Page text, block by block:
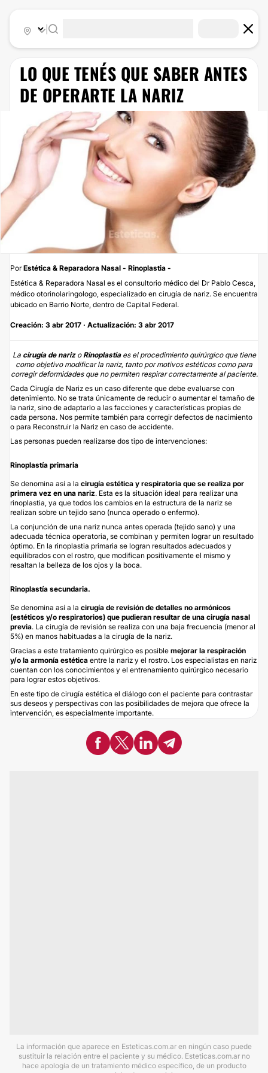
LO QUE TENÉS QUE SABER ANTES
DE OPERARTE LA NARIZ
Por Estética & Reparadora Nasal - Rinoplastia -
Estética & Reparadora Nasal es el consultorio médico del Dr Pablo Cesca,
médico otorinolaringologo, especializado en cirugía de nariz. Se encuentra
ubicado en Barrio Norte, dentro de Capital Federal.
Creación: 3 abr 2017 · Actualización: 3 abr 2017
La cirugía de narizo Rinoplastiaes el procedimiento quirúrgico que tiene
como objetivo modificar la nariz, tanto por motivos estéticos como para
corregir deformidades que no permiten respirar correctamente al paciente.
Cada Cirugía de Nariz es un caso diferente que debe evaluarse con
detenimiento. No se trata únicamente de reducir o aumentar el tamaño de
la nariz, sino de adaptarlo a las facciones y características propias de
cada persona. Nos permite también para corregir defectos de nacimiento
o para Reconstruir la Nariz en caso de accidente.
Las personas pueden realizarse dos tipo de intervenciones:
Rinoplastía primaria
Se denomina así a la cirugía estética y respiratoria que se realiza por
primera vez en una nariz. Esta es la situación ideal para realizar una
rinoplastia, ya que todos los cambios en la estructura de la nariz se
realizan sobre un tejido sano (nunca operado o enfermo).
La conjunción de una nariz nunca antes operada (tejido sano) y una
adecuada técnica operatoria, se combinan y permiten lograr un resultado
óptimo. En la rinoplastia primaria se logran resultados adecuados y
equilibrados con el rostro, que modifican positivamente el mismo y
resaltan la belleza de los ojos y la boca.
Rinoplastía secundaria.
Se denomina así a la cirugía de revisión de detalles no armónicos
(estéticos y/o respiratorios) que pudieran resultar de una cirugía nasal
previa. La cirugía de revisión se realiza con una baja frecuencia (menor al
5%) en manos habituadas a la cirugía de la nariz.
Gracias a este tratamiento quirúrgico es posible mejorar la respiración
y/o la armonía estética entre la nariz y el rostro. Los especialistas en nariz
cuentan con los conocimientos y el entrenamiento quirúrgico necesario
para lograr estos objetivos.
En este tipo de cirugía estética el diálogo con el paciente para contrastar
sus deseos y perspectivas con las posibilidades de mejora que ofrece la
intervención, es especialmente importante.
La información que aparece en Esteticas.com.ar en ningún caso puede
sustituir la relación entre el paciente y su médico. Esteticas.com.ar no
hace apología de un tratamiento médico específico, de un producto